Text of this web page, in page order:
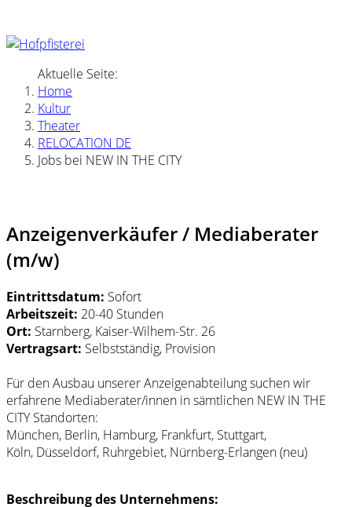
Aktuelle Seite:
Home
Kultur
Theater
RELOCATION DE
Jobs bei NEW IN THE CITY
Anzeigenverkäufer / Mediaberater
(m/w)
Eintrittsdatum: Sofort
Arbeitszeit: 20-40 Stunden
Ort: Starnberg, Kaiser-Wilhem-Str. 26
Vertragsart: Selbstständig, Provision
Für den Ausbau unserer Anzeigenabteilung suchen wir
erfahrene Mediaberater/innen in sämtlichen NEW IN THE
CITY Standorten:
München, Berlin, Hamburg, Frankfurt, Stuttgart,
Köln, Düsseldorf, Ruhrgebiet, Nürnberg-Erlangen (neu)
Beschreibung des Unternehmens: